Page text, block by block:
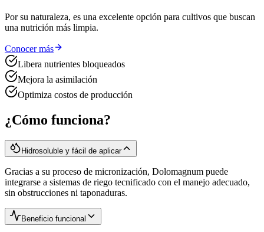
Por su naturaleza, es una excelente opción para cultivos que buscan
una nutrición más limpia.
Conocer más
Libera nutrientes bloqueados
Mejora la asimilación
Optimiza costos de producción
¿Cómo funciona?
Hidrosoluble y fácil de aplicar
Gracias a su proceso de micronización, Dolomagnum puede
integrarse a sistemas de riego tecnificado con el manejo adecuado,
sin obstrucciones ni taponaduras.
Beneficio funcional